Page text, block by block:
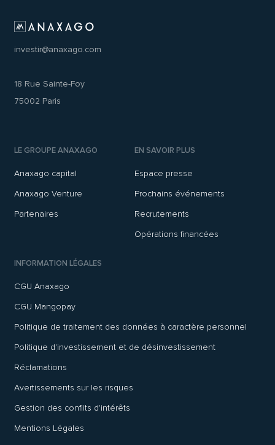
investir@anaxago.com
18 Rue Sainte-Foy
75002 Paris
LE GROUPE ANAXAGO
Anaxago capital
Anaxago Venture
Partenaires
EN SAVOIR PLUS
Espace presse
Prochains événements
Recrutements
Opérations financées
INFORMATION LÉGALES
CGU Anaxago
CGU Mangopay
Politique de traitement des données à caractère personnel
Politique d'investissement et de désinvestissement
Réclamations
Avertissements sur les risques
Gestion des conflits d'intérêts
Mentions Légales